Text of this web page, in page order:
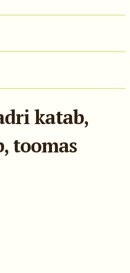
katab,
toomas